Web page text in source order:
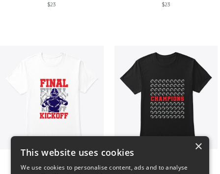
$23 $23
$23 $23
×
This website uses cookies
We use cookies to personalise content, ads and to analyse